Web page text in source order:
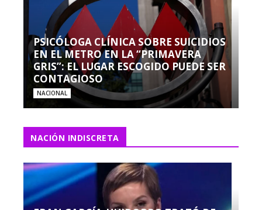
PSICÓLOGA CLÍNICA SOBRE SUICIDIOS
EN EL METRO EN LA “PRIMAVERA
GRIS”: EL LUGAR ESCOGIDO PUEDE SER
CONTAGIOSO
NACIONAL
NACIÓN INDISCRETA